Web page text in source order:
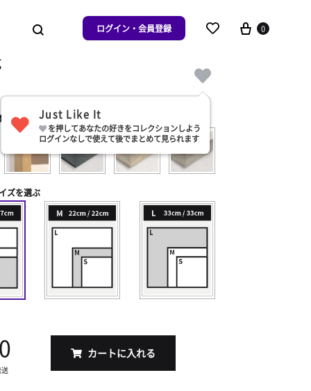
ログイン・会員登録 0
を選ぶ
ズを選ぶ
カートに入れる
Just Like It
を押してあなたの好きをコレクションしよう
ログインなしで使えて後でまとめて見られます